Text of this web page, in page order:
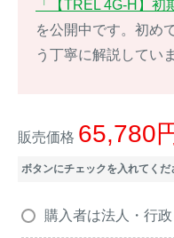
「【TREL 4G-H】初
を公開中です。初め
う丁寧に解説してい
販売価格 65,780
ボタンにチェックを入れてくだ
購入者は法人・行
クマ対策
アナグマ対策